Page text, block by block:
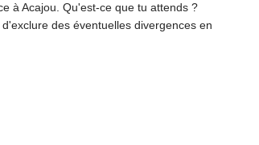
à Acajou. Qu'est-ce que tu attends ?
des éventuelles divergences en